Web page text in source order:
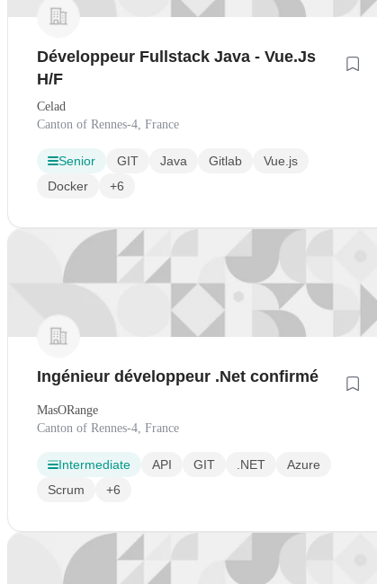
Développeur Fullstack Java - Vue.Js
H/F
Celad
Canton of Rennes-4, France
Senior GIT Java Gitlab
Vue.js
Docker
+6
Ingénieur développeur .Net confirmé
MasORange
Canton of Rennes-4, France
Intermediate API GIT .NET
Azure
Scrum
+6